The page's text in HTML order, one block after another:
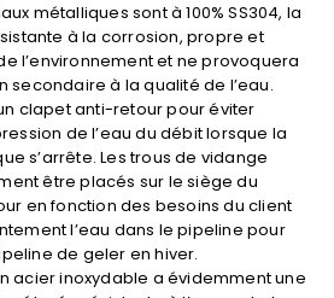
métalliques sont à 100% SS304, la
à la corrosion, propre et
l’environnement et ne provoquera
secondaire à la qualité de l’eau.
clapet anti-retour pour éviter
de l’eau du débit lorsque la
s’arrête. Les trous de vidange
être placés sur le siège du
en fonction des besoins du client
l’eau dans le pipeline pour
de geler en hiver.
acier inoxydable a évidemment une